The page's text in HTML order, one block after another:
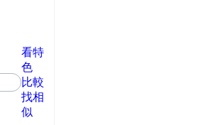
看特
色
比較
找相
似